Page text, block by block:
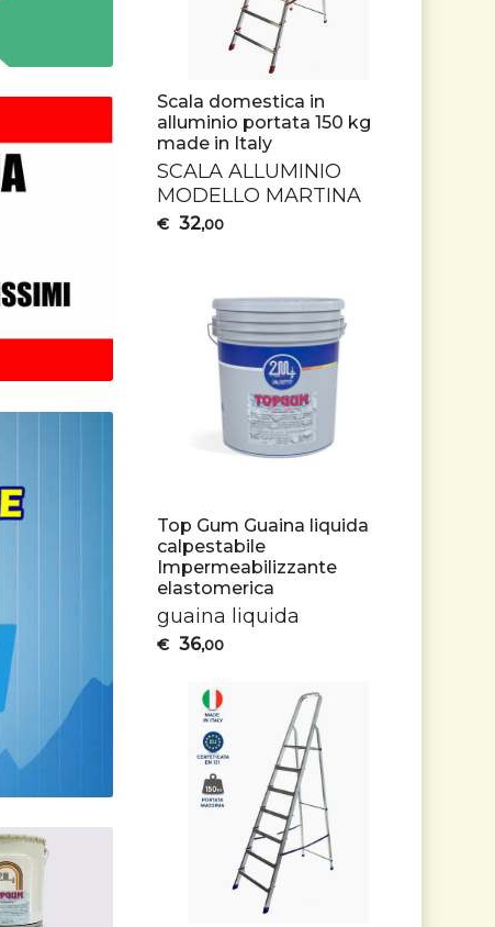
Scala domestica in
alluminio portata 150 kg
made in Italy
SCALA ALLUMINIO
MODELLO MARTINA
€ 32,00
Top Gum Guaina liquida
calpestabile
Impermeabilizzante
elastomerica
guaina liquida
€ 36,00